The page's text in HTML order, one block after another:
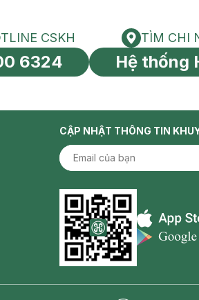
toàn cầu
HOTLINE CSKH
CSKH
6324
TÌM CHI
Hệ thống
CẬP NHẬT THÔNG TIN
Appstore